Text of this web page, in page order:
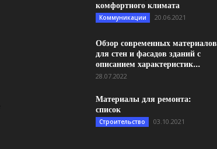
комфортного климата
Коммуникации 20.06.2021
Обзор современных материалов
для стен и фасадов зданий с
описанием характеристик...
28.07.2022
Материалы для ремонта:
список
Строительство 03.10.2021